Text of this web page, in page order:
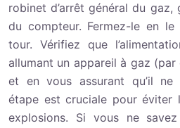
robinet d’arrêt général du gaz,
du compteur. Fermez-le en le
tour. Vérifiez que
allumant un appareil à gaz (par
et en vous assurant qu’il ne
étape est cruciale pour
explosions. Si vous ne